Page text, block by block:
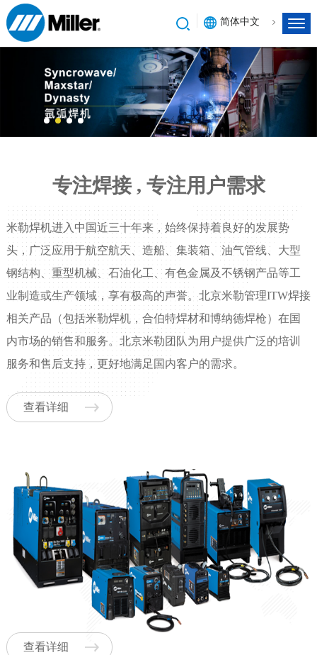
简体中文
专注焊接 , 专注用户需求
米勒焊机进入中国近三十年来，始终保持着良好的发展势
头，广泛应用于航空航天、造船、集装箱、油气管线、大型
钢结构、重型机械、石油化工、有色金属及不锈钢产品等工
业制造或生产领域，享有极高的声誉。北京米勒管理ITW焊接
相关产品（包括米勒焊机，合伯特焊材和博纳德焊枪）在国
内市场的销售和服务。北京米勒团队为用户提供广泛的培训
服务和售后支持，更好地满足国内客户的需求。
查看详细
查看详细